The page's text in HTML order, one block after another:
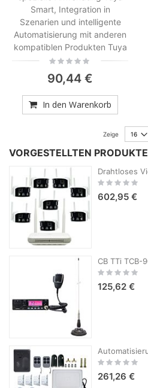
Smart, Integration in
Szenarien und intelligente
Automatisierung mit anderen
kompatiblen Produkten Tuya
Rating:
90,44 €
In den Warenkorb
Zeige
VORGESTELLTEN PRODUKTE
Rating:
602,95 €
Rating:
125,62 €
Rating:
261,26 €